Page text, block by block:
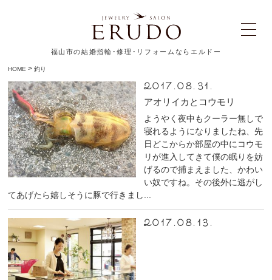
福山市の結婚指輪･修理･リフォームならエルドー
HOME >釣り
2017.08.31.
アオリイカとコウモリ
ようやく夜中もクーラー無しで
寝れるようになりましたね、先
日どこからか部屋の中にコウモ
リが進入してきて僕の眠りを妨
げるので捕まえました、かわい
い奴ですね。その後外に逃がし
てあげたら嬉しそうに豚で行きまし...
2017.08.13.